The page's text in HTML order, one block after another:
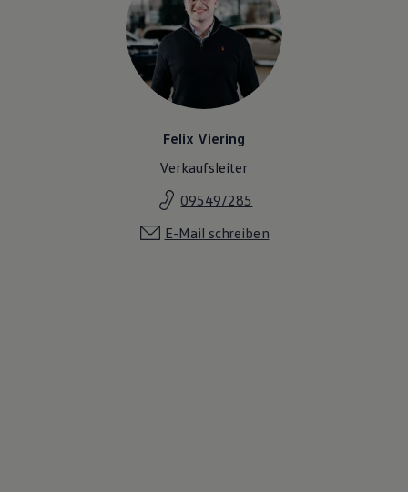
Felix Viering
Verkaufsleiter
09549/285
E-Mail schreiben